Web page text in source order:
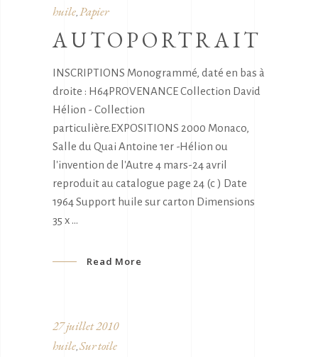
huile, Papier
AUTOPORTRAIT
INSCRIPTIONS Monogrammé, daté en bas à
droite : H64PROVENANCE Collection David
Hélion - Collection
particulière.EXPOSITIONS 2000 Monaco,
Salle du Quai Antoine 1er -Hélion ou
l'invention de l'Autre 4 mars-24 avril
reproduit au catalogue page 24 (c ) Date
1964 Support huile sur carton Dimensions
35 x
Read More
27 juillet 2010
huile Sur toile